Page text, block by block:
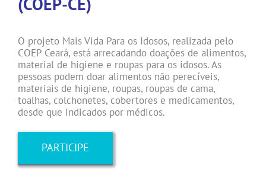
O projeto Mais Vida Para os Idosos, realizada pelo
COEP Ceará, está arrecadando doações de alimentos,
material de higiene e roupas para os idosos. As
pessoas podem doar alimentos não perecíveis,
materiais de higiene, roupas, roupas de cama,
toalhas, colchonetes, cobertores e medicamentos,
desde que indicados por médicos.
PARTICIPE